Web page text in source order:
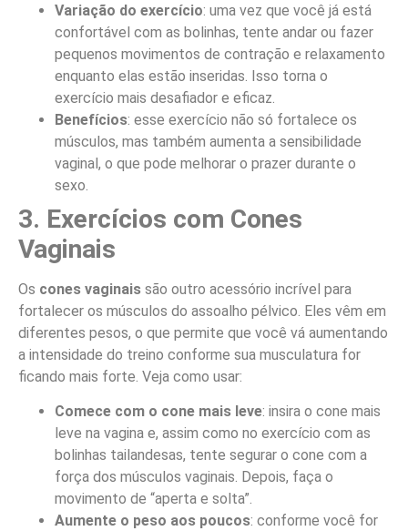
Variação do exercício: uma vez que você já está
confortável com as bolinhas, tente andar ou fazer
pequenos movimentos de contração e relaxamento
enquanto elas estão inseridas. Isso torna o
exercício mais desafiador e eficaz.
Benefícios: esse exercício não só fortalece os
músculos, mas também aumenta a sensibilidade
vaginal, o que pode melhorar o prazer durante o
sexo.
3. Exercícios com Cones
Vaginais
Os cones vaginais são outro acessório incrível para
fortalecer os músculos do assoalho pélvico. Eles vêm em
diferentes pesos, o que permite que você vá aumentando
a intensidade do treino conforme sua musculatura for
ficando mais forte. Veja como usar:
Comece com o cone mais leve: insira o cone mais
leve na vagina e, assim como no exercício com as
bolinhas tailandesas, tente segurar o cone com a
força dos músculos vaginais. Depois, faça o
movimento de “aperta e solta”.
Aumente o peso aos poucos: conforme você for